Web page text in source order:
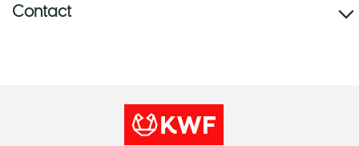
Contact